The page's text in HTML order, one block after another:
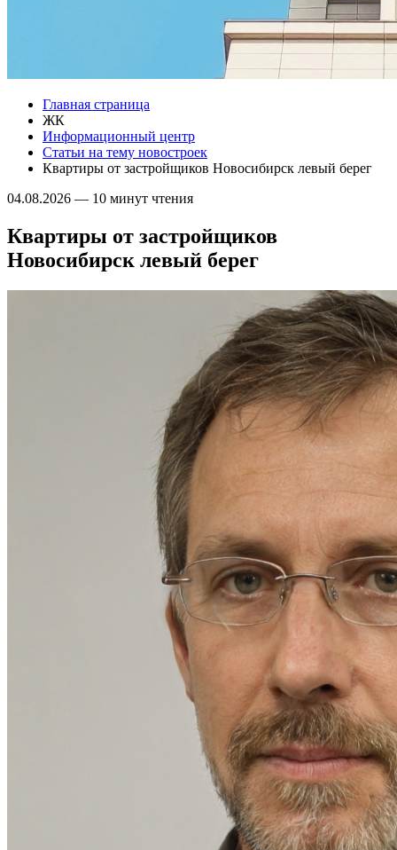
Главная страница
ЖК
Информационный центр
Статьи на тему новостроек
Квартиры от застройщиков Новосибирск левый берег
04.08.2026 — 10 минут чтения
Квартиры от застройщиков
Новосибирск левый берег